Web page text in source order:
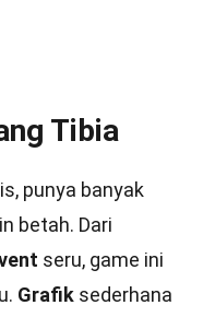
Tibia
punya banyak
betah. Dari
seru, game ini
Grafik sederhana